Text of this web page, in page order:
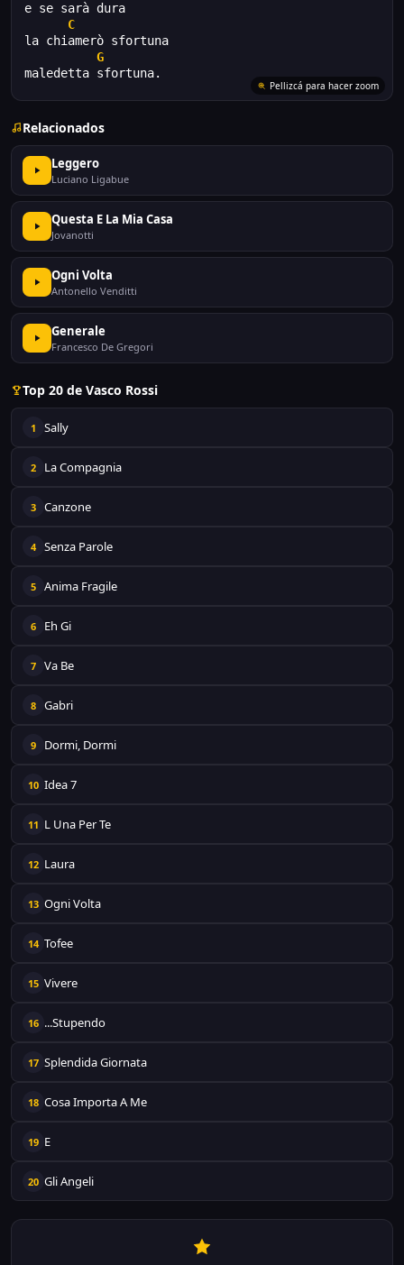
e se sarà dura
C
la chiamerò sfortuna
G
maledetta sfortuna.
Pellizcá para hacer zoom
Relacionados
Leggero
Luciano Ligabue
Questa E La Mia Casa
Jovanotti
Ogni Volta
Antonello Venditti
Generale
Francesco De Gregori
Top 20 de Vasco Rossi
1 Sally
2 La Compagnia
3 Canzone
4 Senza Parole
5 Anima Fragile
6 Eh Gi
7 Va Be
8 Gabri
9 Dormi, Dormi
10 Idea 7
11 L Una Per Te
12 Laura
13 Ogni Volta
14 Tofee
15 Vivere
16 ...Stupendo
17 Splendida Giornata
18 Cosa Importa A Me
19 E
20 Gli Angeli